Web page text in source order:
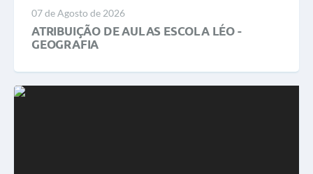
07 de Agosto de 2026
ATRIBUIÇÃO DE AULAS ESCOLA LÉO -
GEOGRAFIA